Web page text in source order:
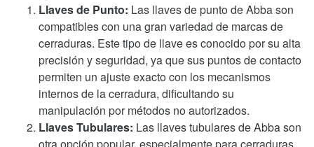
Llaves de Punto: Las llaves de punto de Abba son
compatibles con una gran variedad de marcas de
cerraduras. Este tipo de llave es conocido por su alta
precisión y seguridad, ya que sus puntos de contacto
permiten un ajuste exacto con los mecanismos
internos de la cerradura, dificultando su
manipulación por métodos no autorizados.
Llaves Tubulares: Las llaves tubulares de Abba son
otra opción popular, especialmente para cerraduras